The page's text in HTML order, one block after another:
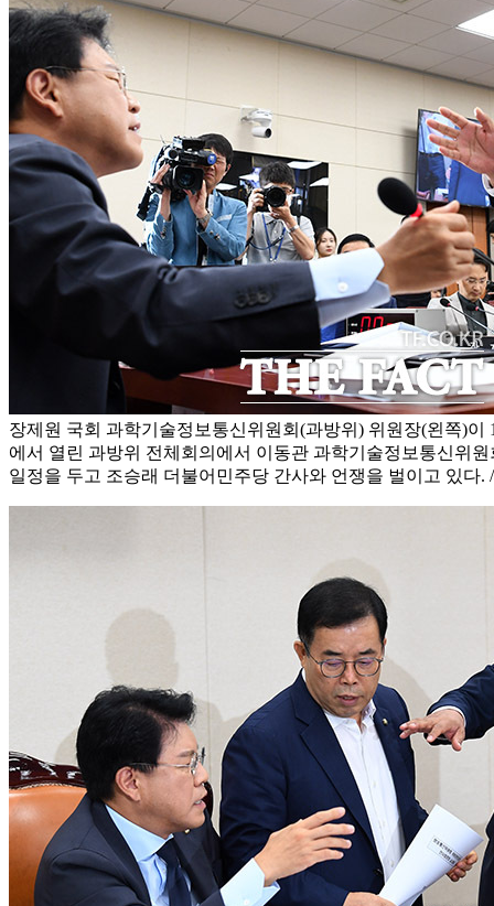
장제원 국회 과학기술정보통신위원회(과방위) 위원장(왼쪽)이
에서 열린 과방위 전체회의에서 이동관 과학기술정보통신위
일정을 두고 조승래 더불어민주당 간사와 언쟁을 벌이고 있다.